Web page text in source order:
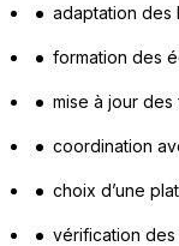
adaptation des
formation des
mise à jour des
coordination
choix d’une
vérification des